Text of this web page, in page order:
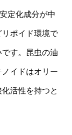
定化成分が中
ポイド環境で
す。昆虫の油
イドはオリー
活性を持つと